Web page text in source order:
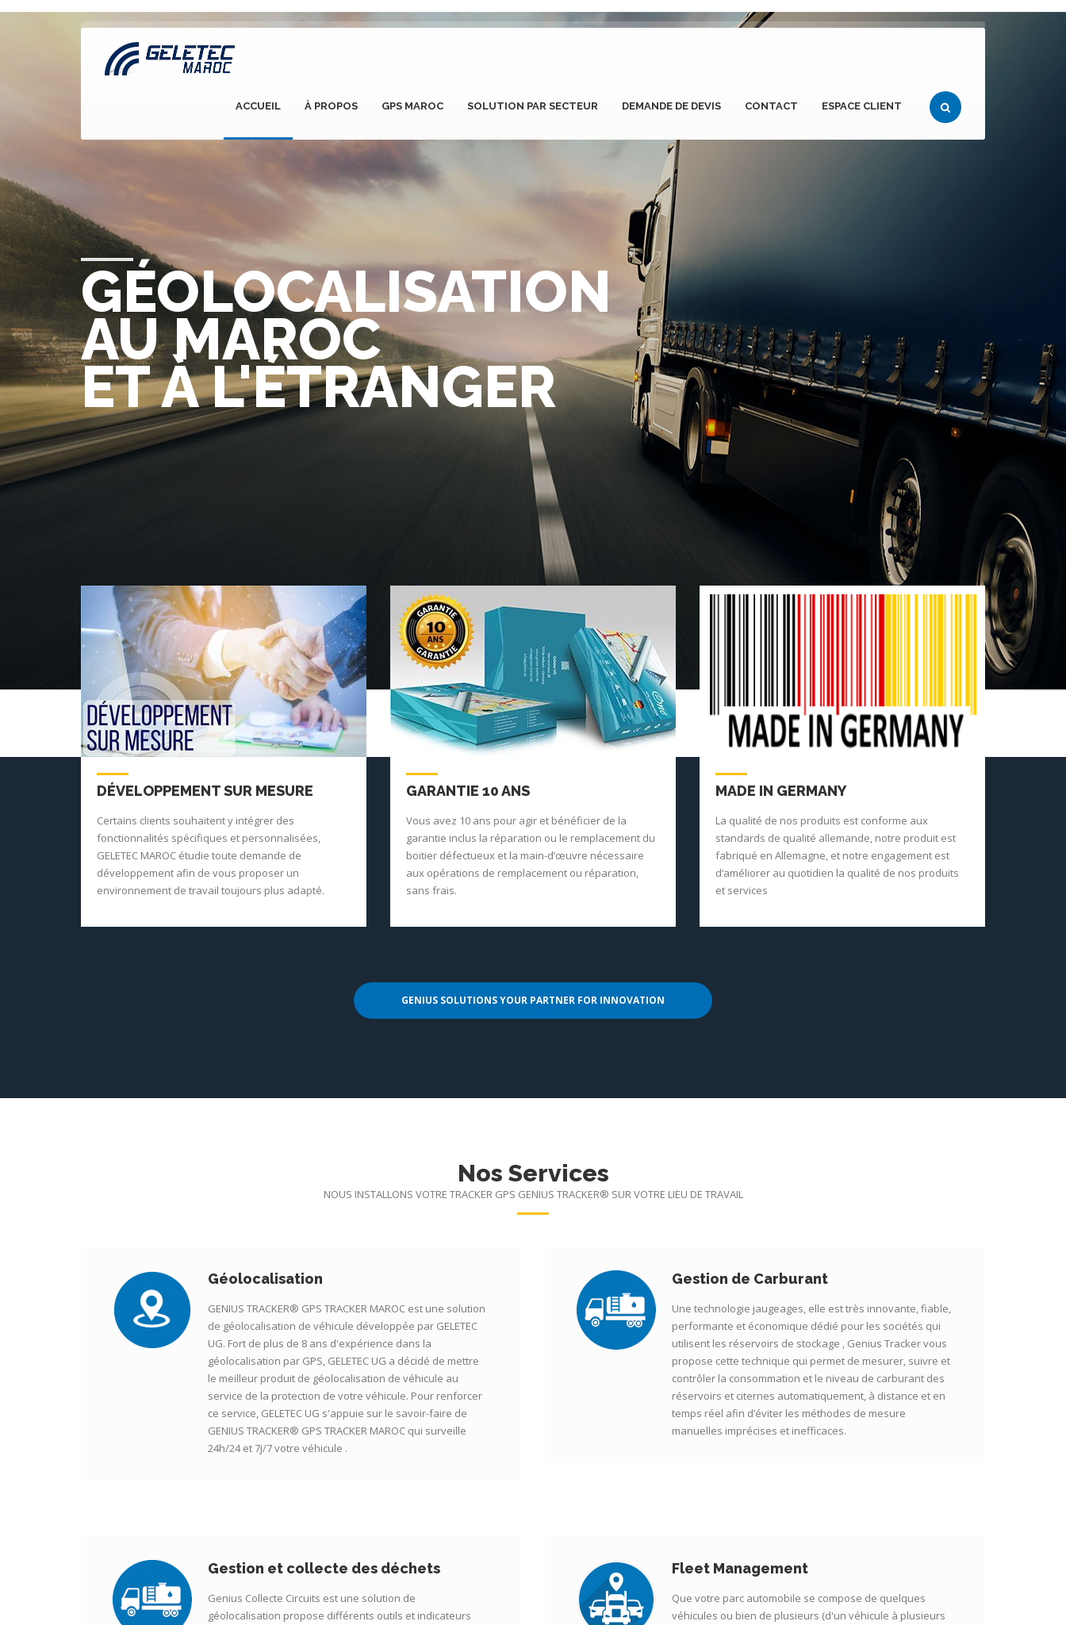
ACCUEIL À PROPOS GPS MAROC SOLUTION PAR SECTEUR DEMANDE DE DEVIS CONTACT ESPACE CLIENT
ET À L'ÉTRANGER
AU MAROC
GÉOLOCALISATION
DÉVELOPPEMENT SUR MESURE
Certains clients souhaitent y intégrer des
fonctionnalités spécifiques et personnalisées,
GELETEC MAROC étudie toute demande de
développement afin de vous proposer un
environnement de travail toujours plus adapté.
GARANTIE 10 ANS
Vous avez 10 ans pour agir et bénéficier de la
garantie inclus la réparation ou le remplacement du
boitier défectueux et la main-d’œuvre nécessaire
aux opérations de remplacement ou réparation,
sans frais.
MADE IN GERMANY
La qualité de nos produits est conforme aux
standards de qualité allemande, notre produit est
fabriqué en Allemagne, et notre engagement est
d‘améliorer au quotidien la qualité de nos produits
et services
GENIUS SOLUTIONS YOUR PARTNER FOR INNOVATION
Nos Services
NOUS INSTALLONS VOTRE TRACKER GPS GENIUS TRACKER® SUR VOTRE LIEU DE TRAVAIL
Géolocalisation
GENIUS TRACKER® GPS TRACKER MAROC est une solution
de géolocalisation de véhicule développée par GELETEC
UG. Fort de plus de 8 ans d'expérience dans la
géolocalisation par GPS, GELETEC UG a décidé de mettre
le meilleur produit de géolocalisation de véhicule au
service de la protection de votre véhicule. Pour renforcer
ce service, GELETEC UG s'appuie sur le savoir-faire de
GENIUS TRACKER® GPS TRACKER MAROC qui surveille
24h/24 et 7j/7 votre véhicule .
Gestion de Carburant
Une technologie jaugeages, elle est très innovante, fiable,
performante et économique dédié pour les sociétés qui
utilisent les réservoirs de stockage , Genius Tracker vous
propose cette technique qui permet de mesurer, suivre et
contrôler la consommation et le niveau de carburant des
réservoirs et citernes automatiquement, à distance et en
temps réel afin d’éviter les méthodes de mesure
manuelles imprécises et inefficaces.
Gestion et collecte des déchets
Genius Collecte Circuits est une solution de
géolocalisation propose différents outils et indicateurs
Fleet Management
Que votre parc automobile se compose de quelques
véhicules ou bien de plusieurs (d'un véhicule à plusieurs